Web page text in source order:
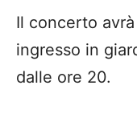
Il concerto
ingresso in
dalle ore 20.